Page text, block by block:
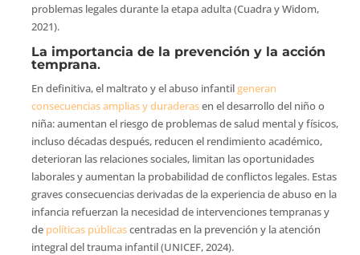
problemas legales durante la etapa adulta (Cuadra y Widom,
2021).
La importancia de la prevención y la acción
temprana.
En definitiva, el maltrato y el abuso infantilgeneran
consecuencias amplias y duraderasen el desarrollo del niño o
niña: aumentan el riesgo de problemas de salud mental y físicos,
incluso décadas después, reducen el rendimiento académico,
deterioran las relaciones sociales, limitan las oportunidades
laborales y aumentan la probabilidad de conflictos legales. Estas
graves consecuencias derivadas de la experiencia de abuso en la
infancia refuerzan la necesidad de intervenciones tempranas y
de políticas públicascentradas en la prevención y la atención
integral del trauma infantil (UNICEF, 2024).